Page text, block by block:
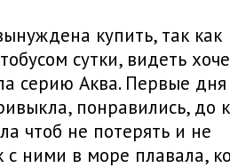
купить, так как
сутки, видеть
серию Аква. Первые дня
понравились, до
чтоб не потерять и не
с ними в море плавала,